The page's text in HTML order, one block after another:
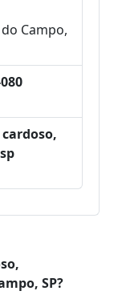
Campo,
SP?